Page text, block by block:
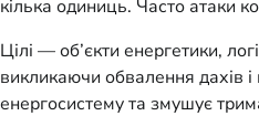
кілька одиниць. Часто атаки
Цілі — об’єкти енергетики,
викликаючи обвалення дахів
енергосистему та змушує